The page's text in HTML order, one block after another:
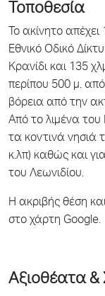
Τοποθεσία
Το ακίνητο
Εθνικό Οδικό
Κρανίδι και 135
περίπου 500 μ.
βόρεια από την
Από το λιμένα του
τα κοντινά νησιά
κ.λπ) καθώς και
του Λεωνιδίου.
Η ακριβής θέση
στο χάρτη Google.
Αξιοθέατα &